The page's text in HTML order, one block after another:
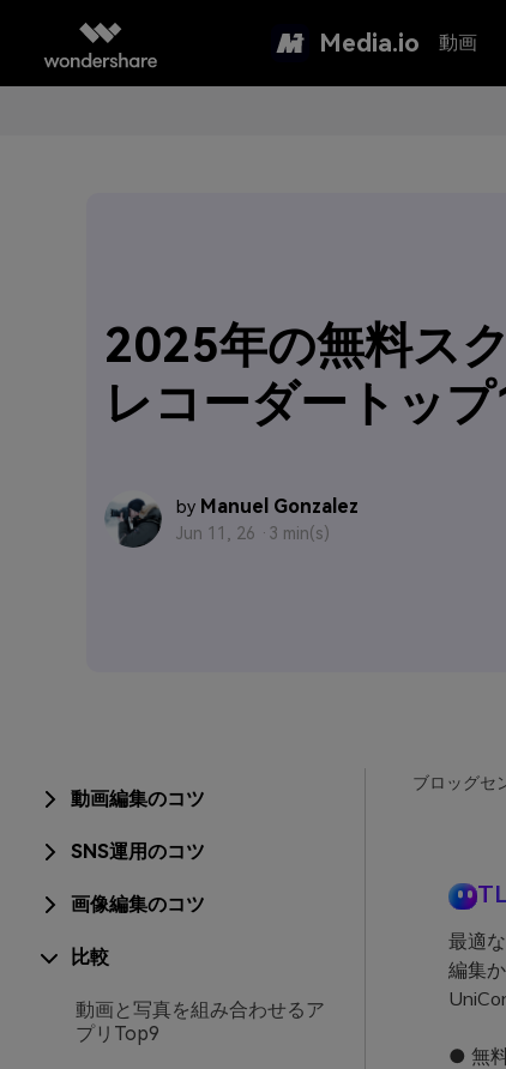
Media.io 動画
2025年の無料ス
レコーダートッ
by Manuel Gonzalez
Jun 11, 26 · 3 min(s)
動画編集のコツ
SNS運用のコツ
画像編集のコツ
比較
動画と写真を組み合わせるア
プリTop9
ブロッグセ
最適
編集
● 無